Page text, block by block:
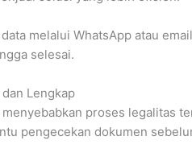
melalui WhatsApp atau
selesai.
Lengkap
proses legalitas
pengecekan dokumen